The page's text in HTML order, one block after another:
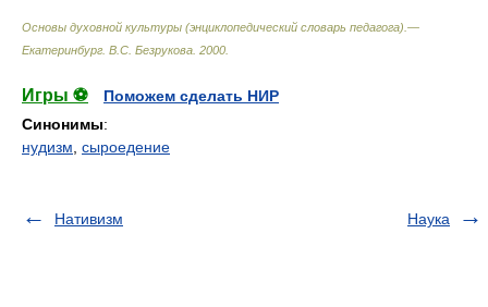
Основы духовной культуры (энциклопедический словарь педагога).—
Екатеринбург В.С. Безрукова 2000
Игры ⚽
Поможем сделать НИР
Синонимы:
нудизм сыроедение
Нативизм Наука